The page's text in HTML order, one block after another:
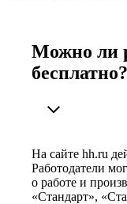
Можно ли
бесплатно?
На сайте hh.ru
Работодатели
о работе и
«Стандарт»,